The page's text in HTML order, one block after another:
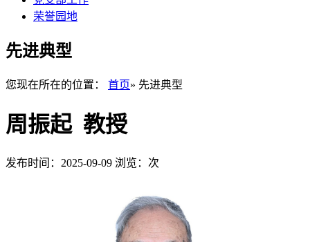
荣誉园地
先进典型
您现在所在的位置： 首页» 先进典型
周振起 教授
发布时间：2025-09-09 浏览： 次